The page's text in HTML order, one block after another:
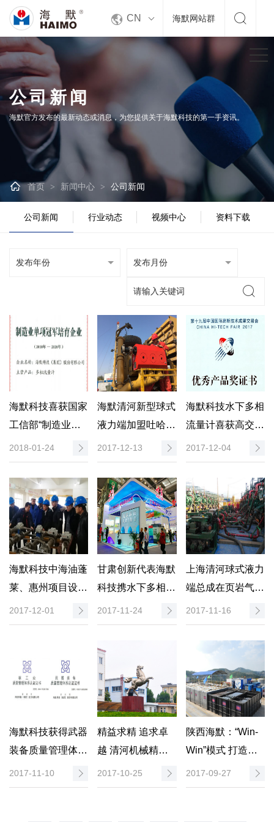
 CN 海默网站群 
公司新闻
海默官方发布的最新动态或消息，为您提供关于海默科技的第一手资讯。
 首页 > 新闻中心 > 公司新闻
公司新闻 行业动态 视频中心 资料下载
海默科技喜获国家
工信部“制造业单
项冠军培育企
业”证书
2018-01-24
海默清河新型球式
液力端加盟吐哈井
下作业 成功实施
暂堵压裂及高砂比
加砂压裂
2017-12-13
海默科技水下多相
流量计喜获高交会
优秀产品奖
2017-12-04
海默科技中海油蓬
莱、惠州项目设备
双双顺利通过FAT
验收
2017-12-01
甘肃创新代表海默
科技携水下多相流
量计闪耀中国高交
会
2017-11-24
上海清河球式液力
端总成在页岩气重
复压裂施工项目中
成功应用
2017-11-16
海默科技获得武器
装备质量管理体系
及核工业质量管理
体系双认证
2017-11-10
精益求精 追求卓
越 清河机械精益
生产管理项目初见
成效
2017-10-25
陕西海默：“Win-
Win”模式 打造环
保标杆企业
2017-09-27